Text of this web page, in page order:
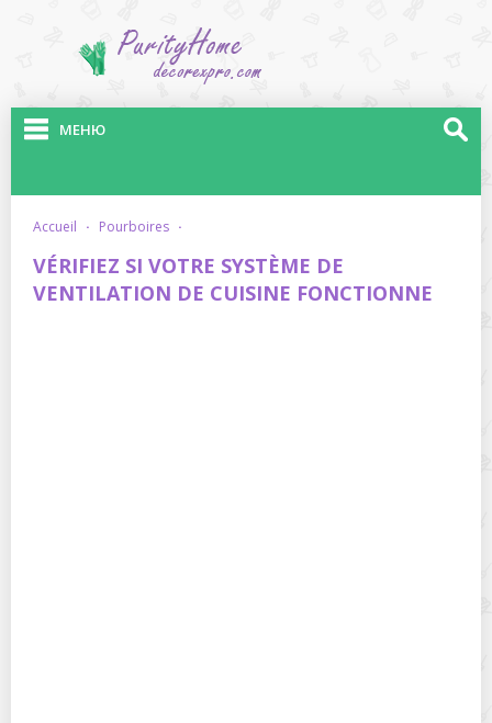
МЕНЮ
accueil · pourboires ·
VÉRIFIEZ SI VOTRE SYSTÈME DE
VENTILATION DE CUISINE FONCTIONNE